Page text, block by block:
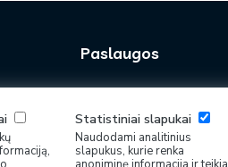
Paslaugos
Laivų nuoma
Restoranai Juodkrantėje
SPA Juodkrantėje
Pirkimo sąlygos ir taisyklės
Statistiniai slapukai
Naudodami analitinius
slapukus, kurie renka